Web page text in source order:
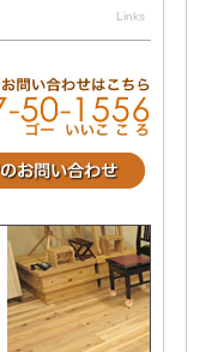
Links